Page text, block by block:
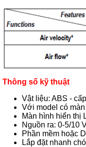
Thông số kỹ thuật
Vật liệu: ABS -
Với model có
Màn hình hiển thị
Nguồn ra: 0-5/10
Phần mềm hoặc
Lắp đặt nhanh